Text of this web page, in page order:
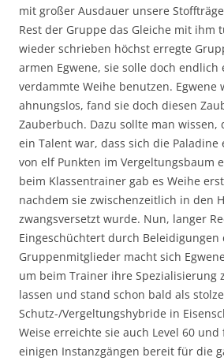
mit großer Ausdauer unsere
Rest der Gruppe das Gleiche mit ihm
wieder schrieben höchst erregte
armen Egwene, sie solle doch endlich
verdammte Weihe benutzen. Egwene
ahnungslos, fand sie doch diesen
Zauberbuch. Dazu sollte man wissen,
ein Talent war, dass sich die Paladine
von elf Punkten im Vergeltungsbaum
beim Klassentrainer gab es Weihe
nachdem sie zwischenzeitlich in den
zwangsversetzt wurde. Nun, langer
Eingeschüchtert durch Beleidigungen
Gruppenmitglieder macht sich
um beim Trainer ihre Spezialisierung
lassen und stand schon bald als
Schutz-/Vergeltungshybride in
Weise erreichte sie auch Level 60
einigen Instanzgängen bereit für die